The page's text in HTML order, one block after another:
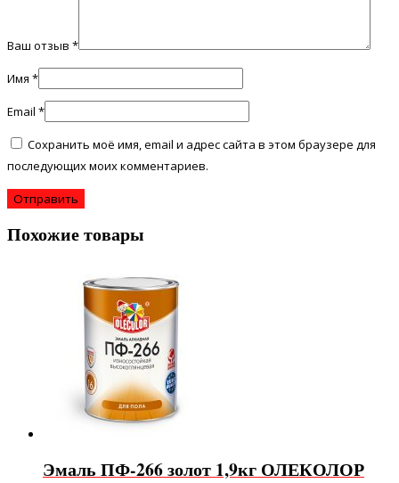
Ваш отзыв *
Имя *
Email *
Сохранить моё имя, email и адрес сайта в этом браузере для
последующих моих комментариев.
Похожие товары
Эмаль ПФ-266 золот 1,9кг ОЛЕКОЛОР